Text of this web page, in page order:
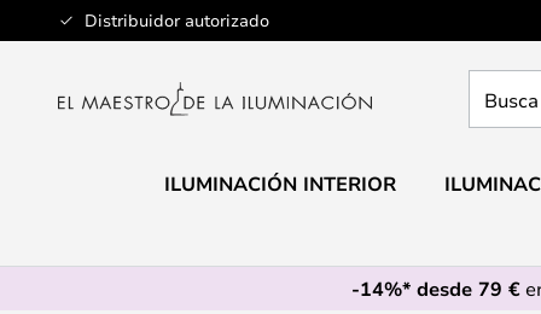
Distribuidor autorizado
Ir
al
aquí
ILUMINACIÓN INTERIOR
-14%* desde 79 €